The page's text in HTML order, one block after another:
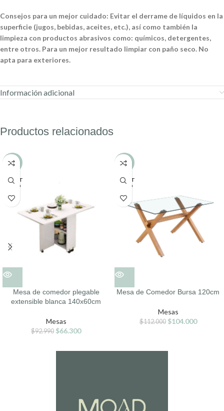
Consejos para un mejor cuidado: Evitar el derrame de líquidos en la
superficie (jugos, bebidas, aceites, etc.), así como también la
limpieza con productos abrasivos como: químicos, detergentes,
entre otros. Para un mejor resultado limpiar con paño seco. No
apta para exteriores.
Información adicional
Productos relacionados
-29%
AGOT
ADO
Mesa de comedor plegable
extensible blanca 140x60cm
Mesas
$92.990 $66.300
-7%
AGOT
ADO
Mesa de Comedor Bursa 120cm
Mesas
$112.000 $104.000